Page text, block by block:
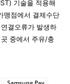
기술을 적용해
맹점에서 결제수단
결오류가 발생하
중에서 주유/충